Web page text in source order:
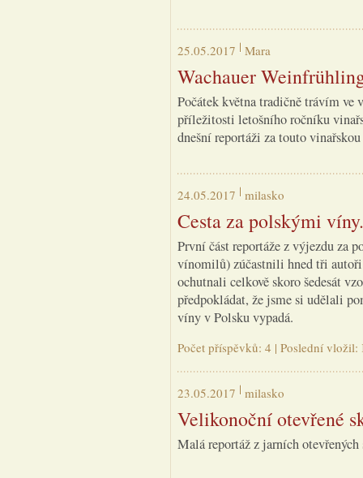
25.05.2017 Mara
Wachauer
Počátek května tradičně trávím ve
příležitosti letošního ročníku
dnešní reportáži za touto
24.05.2017 milasko
Cesta za polskými
První část reportáže z výjezdu za
vínomilů) zúčastnili hned tři
ochutnali celkově skoro šedesát
předpokládat, že jsme si udělali
víny v Polsku vypadá.
Počet příspěvků: 4 | Poslední
23.05.2017 milasko
Velikonoční otevřené
Malá reportáž z jarních